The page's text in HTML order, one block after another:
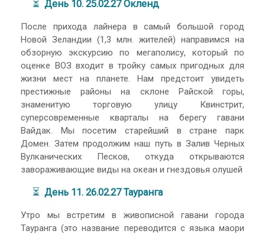
⏳ День 10. 25.02.27 Окленд
После прихода лайнера в самый большой город
Новой Зеландии (1,3 млн. жителей) направимся на
обзорную экскурсию по мегаполису, который по
оценке ВОЗ входит в тройку самых пригодных для
жизни мест на планете. Нам предстоит увидеть
престижные районы на склоне Райской горы,
знаменитую торговую улицу Квинстрит,
суперсовременные кварталы на берегу гавани
Вайдак. Мы посетим старейший в стране парк
Домен. Затем продолжим наш путь в Залив Черных
Вулканических Песков, откуда открываются
завораживающие виды на океан и гнездовья олушей
⏳ День 11. 26.02.27 Тауранга
Утро мы встретим в живописной гавани города
Тауранга (это название переводится с языка маори